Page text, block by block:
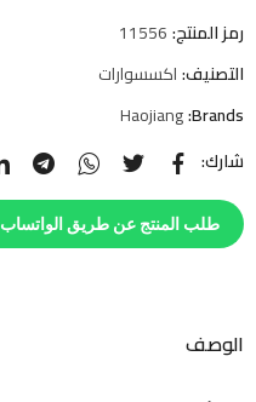
رمز المنتج:11556
التصنيف:اكسسوارات
Brands:
Haojiang
شارك:
طلب المنتج عن طريق الواتساب
الوصف